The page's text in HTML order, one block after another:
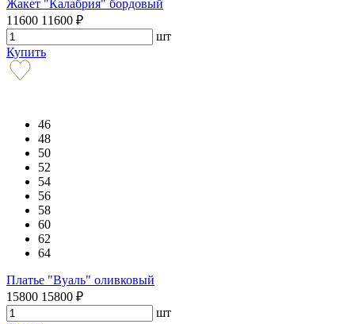
Жакет "Калабрия" бордовый
11600 11600 ₽
шт
Купить
46
48
50
52
54
56
58
60
62
64
Платье "Вуаль" оливковый
15800 15800 ₽
шт